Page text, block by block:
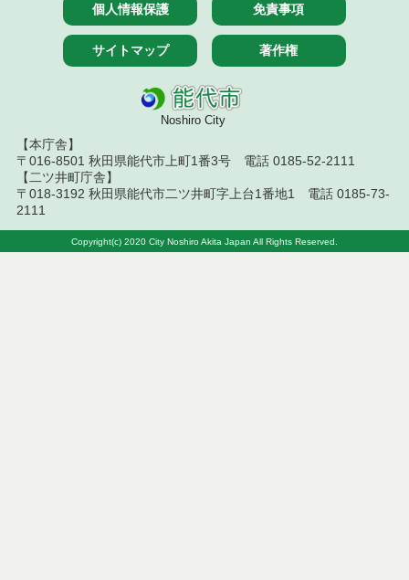
令和５年５月分
令和５年４月分
令和５年３月分
令和５年２月分
令和５年１月分
令和４年１１月分
個人情報保護 免責事項
サイトマップ 著作権
Noshiro City
【本庁舎】
〒016-8501 秋田県能代市上町1番3号 電話 0185-52-2111
【二ツ井町庁舎】
〒018-3192 秋田県能代市二ツ井町字上台1番地1 電話 0185-73-
2111
Copyright(c) 2020 City Noshiro Akita Japan All Rights Reserved.